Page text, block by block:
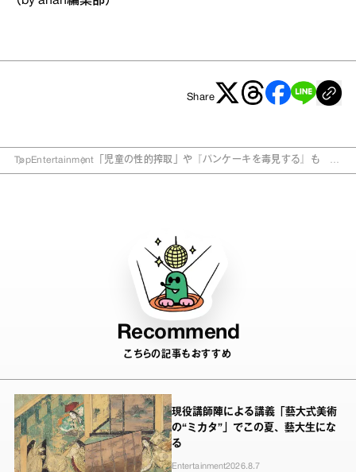
Share
TopEntertainment 「児童の性的搾取」や『パンケーキを毒見する』も 社
Recommend
こちらの記事もおすすめ
現役講師陣による講義「藝大式美術
の“ミカタ”」でこの夏、藝大生にな
る
Entertainment2026.8.7